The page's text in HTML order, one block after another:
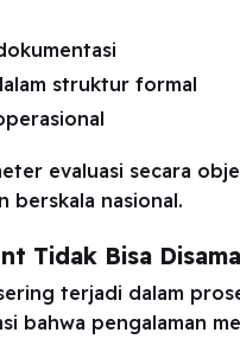
struktur formal
evaluasi secara
berskala nasional.
Tidak Bisa
terjadi dalam
bahwa pengalaman